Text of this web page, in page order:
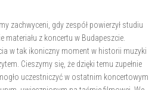
zachwyceni, gdy zespół powierzył studiu
z koncertu w Budapeszcie.
w tak ikoniczny moment w historii muzyki
Cieszymy się, że dzięki temu zupełnie
uczestniczyć w ostatnim koncertowym